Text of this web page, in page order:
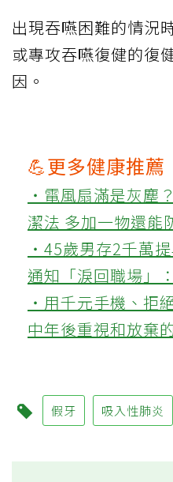
出現吞嚥困難的情況
或專攻吞嚥復健的復
因。
💪更多健康推薦
‧電風扇滿是灰塵
潔法 多加一物還能
‧45歲男存2千萬
通知「淚回職場」
‧用千元手機、拒
中年後重視和放棄
假牙 吸入性肺炎